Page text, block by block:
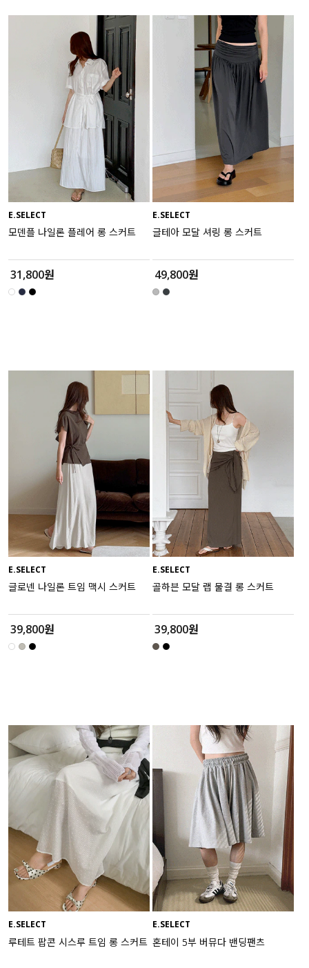
언더웨어/파자마
E.SELECT
모덴플 나일론 플레어 롱 스커트
31,800원
E.SELECT
글테아 모달 셔링 롱 스커트
49,800원
E.SELECT
글로넨 나일론 트임 맥시 스커트
39,800원
E.SELECT
골하븐 모달 랩 물결 롱 스커트
39,800원
E.SELECT
루테트 팝콘 시스루 트임 롱 스커트
E.SELECT
혼테이 5부 버뮤다 밴딩팬츠